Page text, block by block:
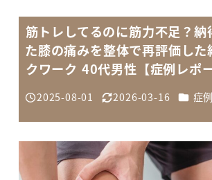
筋トレしてるのに筋力不足？納
た膝の痛みを整体で再評価し
クワーク 40代男性【症例レポ
投稿日
2025-08-01
更新日
2026-03-16 カテゴ
症